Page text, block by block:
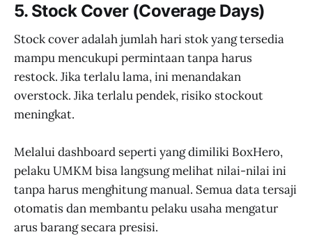
5. Stock Cover (Coverage Days)
Stock cover adalah jumlah hari stok yang tersedia
mampu mencukupi permintaan tanpa harus
restock. Jika terlalu lama, ini menandakan
overstock. Jika terlalu pendek, risiko stockout
meningkat.
Melalui dashboard seperti yang dimiliki BoxHero,
pelaku UMKM bisa langsung melihat nilai-nilai ini
tanpa harus menghitung manual. Semua data tersaji
otomatis dan membantu pelaku usaha mengatur
arus barang secara presisi.